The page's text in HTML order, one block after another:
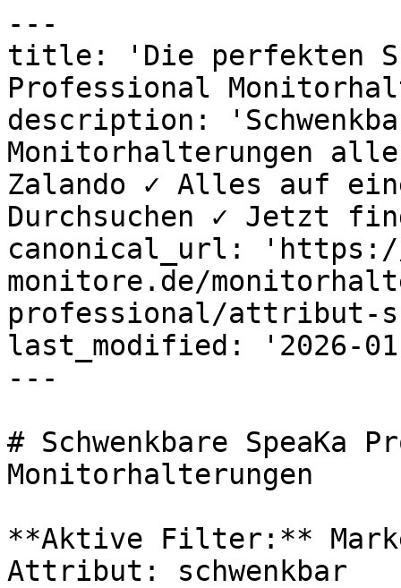
---
title: 'Die perfekten
Professional
description:
Monitorhalterungen
Zalando ✓ Alles auf
Durchsuchen ✓ Jetzt
canonical_url: 'https://
monitore.de/
professional/attribut-
last_modified: '2026-
---
# Schwenkbare SpeaKa
Monitorhalterungen
**Aktive Filter:**
Attribut: schwenkbar